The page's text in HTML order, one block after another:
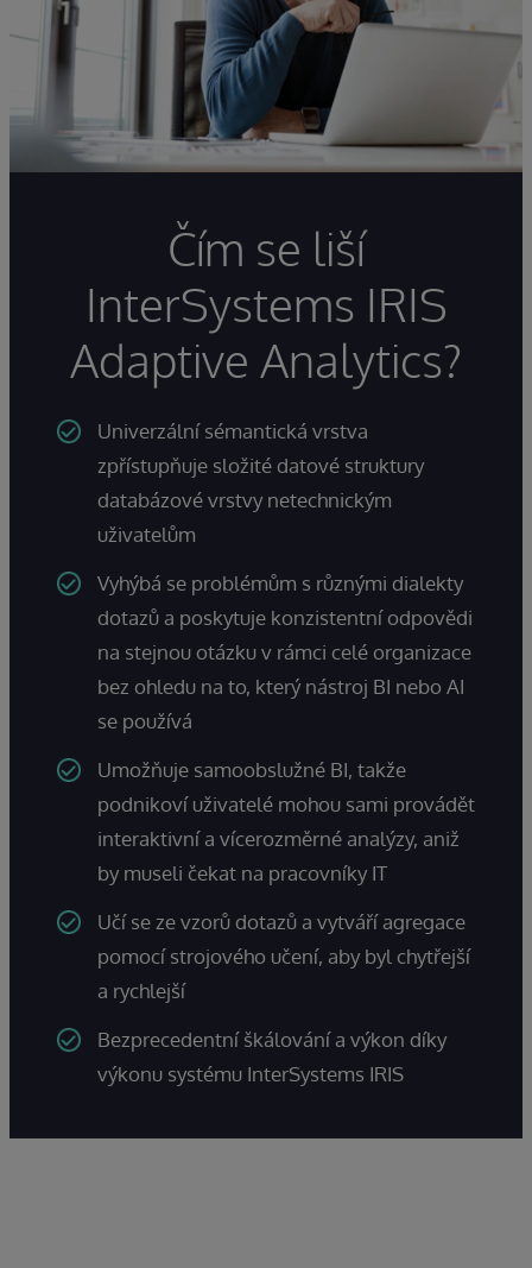
Čím se liší
InterSystems IRIS
Adaptive Analytics?
Univerzální sémantická vrstva
zpřístupňuje složité datové struktury
databázové vrstvy netechnickým
uživatelům
Vyhýbá se problémům s různými dialekty
dotazů a poskytuje konzistentní odpovědi
na stejnou otázku v rámci celé organizace
bez ohledu na to, který nástroj BI nebo AI
se používá
Umožňuje samoobslužné BI, takže
podnikoví uživatelé mohou sami provádět
interaktivní a vícerozměrné analýzy, aniž
by museli čekat na pracovníky IT
Učí se ze vzorů dotazů a vytváří agregace
pomocí strojového učení, aby byl chytřejší
a rychlejší
Bezprecedentní škálování a výkon díky
výkonu systému InterSystems IRIS